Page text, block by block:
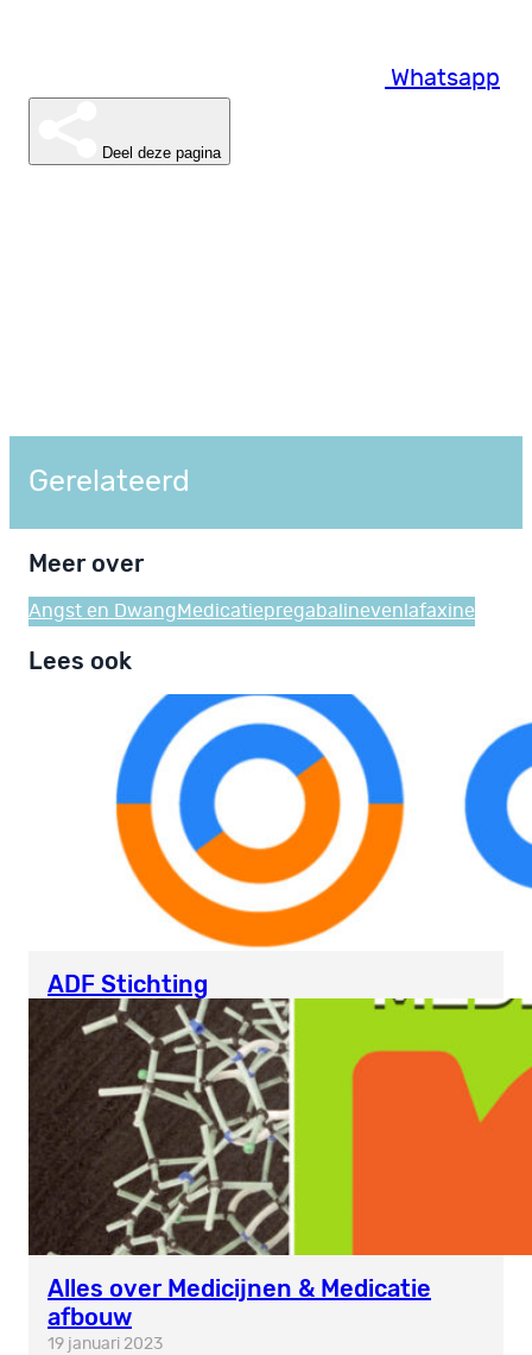
Whatsapp
Deel deze pagina
Gerelateerd
Meer over
Angst en Dwang Medicatiepregabalinevenlafaxine
Lees ook
ADF Stichting
Alles over Medicijnen & Medicatie
afbouw
19 januari 2023